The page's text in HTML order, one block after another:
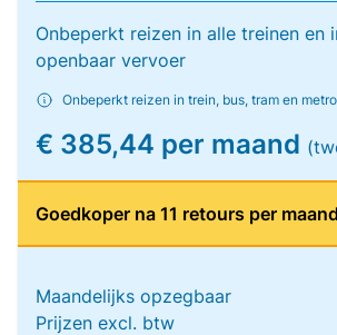
Onbeperkt reizen in alle treinen en
openbaar vervoer
Onbeperkt reizen in trein, bus, tram en metro
€ 385,44 per maand
Goedkoper na 11 retours per maand
Maandelijks opzegbaar
Prijzen excl. btw